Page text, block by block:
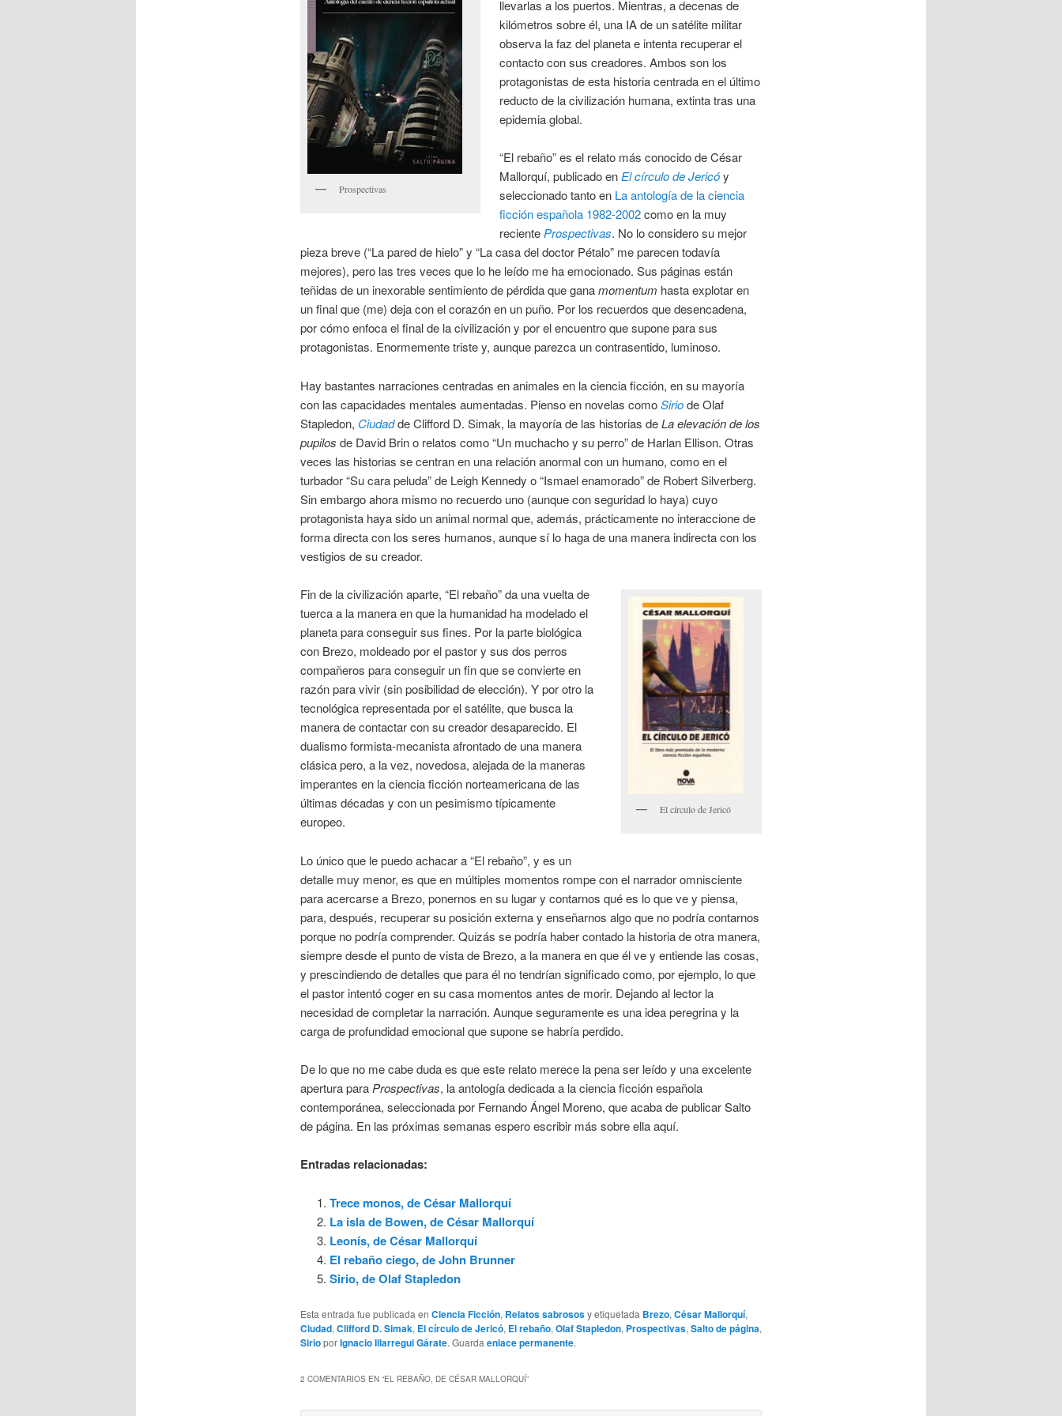
Prospectivas
llevarlas a los puertos. Mientras, a decenas de
kilómetros sobre él, una IA de un satélite militar
observa la faz del planeta e intenta recuperar el
contacto con sus creadores. Ambos son los
protagonistas de esta historia centrada en el último
reducto de la civilización humana, extinta tras una
epidemia global.
“El rebaño” es el relato más conocido de César
Mallorquí, publicado enEl círculo de Jericóy
seleccionado tanto en La antología de la ciencia
ficción española 1982-2002como en la muy
recienteProspectivas. No lo considero su mejor
pieza breve (“La pared de hielo” y “La casa del doctor Pétalo” me parecen todavía
mejores), pero las tres veces que lo he leído me ha emocionado. Sus páginas están
teñidas de un inexorable sentimiento de pérdida que ganamomentum hasta explotar en
un final que (me) deja con el corazón en un puño. Por los recuerdos que desencadena,
por cómo enfoca el final de la civilización y por el encuentro que supone para sus
protagonistas. Enormemente triste y, aunque parezca un contrasentido, luminoso.
Hay bastantes narraciones centradas en animales en la ciencia ficción, en su mayoría
con las capacidades mentales aumentadas. Pienso en novelas comoSiriode Olaf
Stapledon, Ciudadde Clifford D. Simak, la mayoría de las historias deLa elevación de los
pupilos de David Brin o relatos como “Un muchacho y su perro” de Harlan Ellison. Otras
veces las historias se centran en una relación anormal con un humano, como en el
turbador “Su cara peluda” de Leigh Kennedy o “Ismael enamorado” de Robert Silverberg.
Sin embargo ahora mismo no recuerdo uno (aunque con seguridad lo haya) cuyo
protagonista haya sido un animal normal que, además, prácticamente no interaccione de
forma directa con los seres humanos, aunque sí lo haga de una manera indirecta con los
vestigios de su creador.
El círculo de Jericó
Fin de la civilización aparte, “El rebaño” da una vuelta de
tuerca a la manera en que la humanidad ha modelado el
planeta para conseguir sus fines. Por la parte biológica
con Brezo, moldeado por el pastor y sus dos perros
compañeros para conseguir un fin que se convierte en
razón para vivir (sin posibilidad de elección). Y por otro la
tecnológica representada por el satélite, que busca la
manera de contactar con su creador desaparecido. El
dualismo formista-mecanista afrontado de una manera
clásica pero, a la vez, novedosa, alejada de la maneras
imperantes en la ciencia ficción norteamericana de las
últimas décadas y con un pesimismo típicamente
europeo.
Lo único que le puedo achacar a “El rebaño”, y es un
detalle muy menor, es que en múltiples momentos rompe con el narrador omnisciente
para acercarse a Brezo, ponernos en su lugar y contarnos qué es lo que ve y piensa,
para, después, recuperar su posición externa y enseñarnos algo que no podría contarnos
porque no podría comprender. Quizás se podría haber contado la historia de otra manera,
siempre desde el punto de vista de Brezo, a la manera en que él ve y entiende las cosas,
y prescindiendo de detalles que para él no tendrían significado como, por ejemplo, lo que
el pastor intentó coger en su casa momentos antes de morir. Dejando al lector la
necesidad de completar la narración. Aunque seguramente es una idea peregrina y la
carga de profundidad emocional que supone se habría perdido.
De lo que no me cabe duda es que este relato merece la pena ser leído y una excelente
apertura para Prospectivas, la antología dedicada a la ciencia ficción española
contemporánea, seleccionada por Fernando Ángel Moreno, que acaba de publicar Salto
de página. En las próximas semanas espero escribir más sobre ella aquí.
Entradas relacionadas:
Trece monos, de César Mallorquí
La isla de Bowen, de César Mallorquí
Leonís, de César Mallorquí
El rebaño ciego, de John Brunner
Sirio, de Olaf Stapledon
Esta entrada fue publicada en Ciencia Ficción, Relatos sabrososy etiquetada Brezo, César Mallorquí,
Ciudad, Clifford D. Simak, El círculo de Jericó, El rebaño, Olaf Stapledon, Prospectivas, Salto de página,
SirioporIgnacio Illarregui Gárate. Guarda enlace permanente.
2 COMENTARIOS EN “EL REBAÑO, DE CÉSAR MALLORQUÍ”